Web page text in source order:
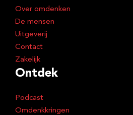
Over omdenken
De mensen
Uitgeverij
Contact
Zakelijk
Ontdek
Podcast
Omdenkkringen